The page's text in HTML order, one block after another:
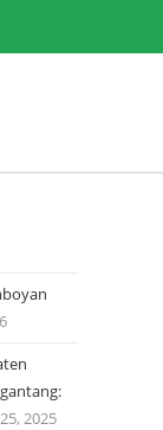
2025